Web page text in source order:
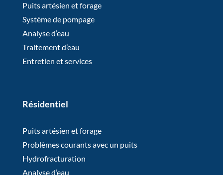
Puits artésien et forage
Système de pompage
Analyse d’eau
Traitement d’eau
Entretien et services
Résidentiel
Puits artésien et forage
Problèmes courants avec un puits
Hydrofracturation
Analyse d’eau